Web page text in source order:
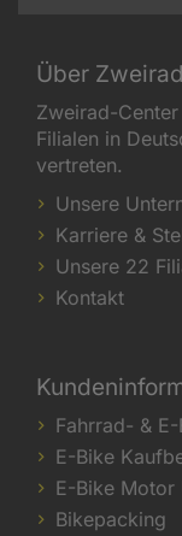
Über
Zweirad-
Filialen in
vertreten.
Unsere
Karriere &
Unsere 22
Kontakt
Fahrrad- &
E-Bike
E-Bike Motor
Bikepacking